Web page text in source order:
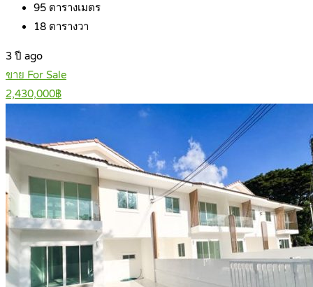
95 ตารางเมตร
18 ตารางวา
3 ปี ago
ขาย For Sale
2,430,000฿